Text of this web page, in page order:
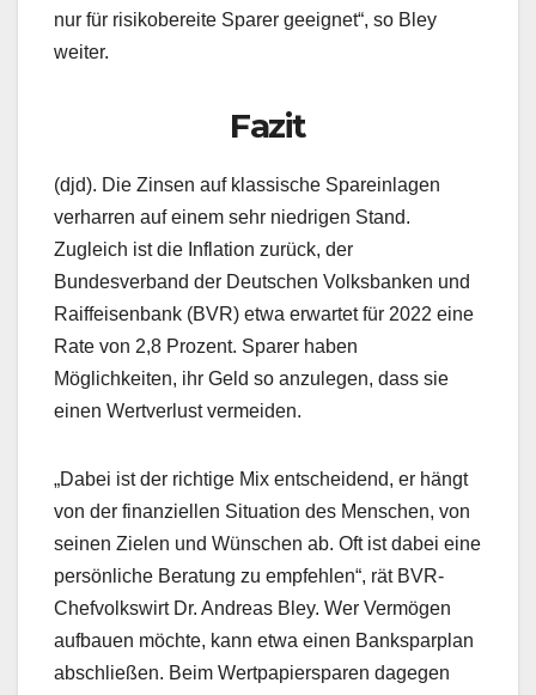
nur für risikobereite Sparer geeignet“, so Bley
weiter.
Fazit
(djd). Die Zinsen auf klassische Spareinlagen
verharren auf einem sehr niedrigen Stand.
Zugleich ist die Inflation zurück, der
Bundesverband der Deutschen Volksbanken und
Raiffeisenbank (BVR) etwa erwartet für 2022 eine
Rate von 2,8 Prozent. Sparer haben
Möglichkeiten, ihr Geld so anzulegen, dass sie
einen Wertverlust vermeiden.
„Dabei ist der richtige Mix entscheidend, er hängt
von der finanziellen Situation des Menschen, von
seinen Zielen und Wünschen ab. Oft ist dabei eine
persönliche Beratung zu empfehlen“, rät BVR-
Chefvolkswirt Dr. Andreas Bley. Wer Vermögen
aufbauen möchte, kann etwa einen Banksparplan
abschließen. Beim Wertpapiersparen dagegen